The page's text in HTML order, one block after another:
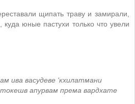
щипать траву и замирали,
куда юные пастухи только что увели
ива васудеве ‘кхилатмани
апурвам према вардхате